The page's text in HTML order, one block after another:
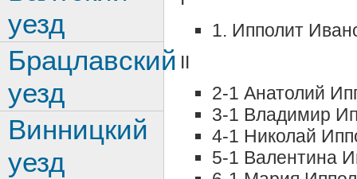
1. Ипполит
II
2-1 Анатолий
3-1 Владимир
4-1 Николай
5-1 Валентина
уезд
Брацлавский
уезд
Винницкий
уезд